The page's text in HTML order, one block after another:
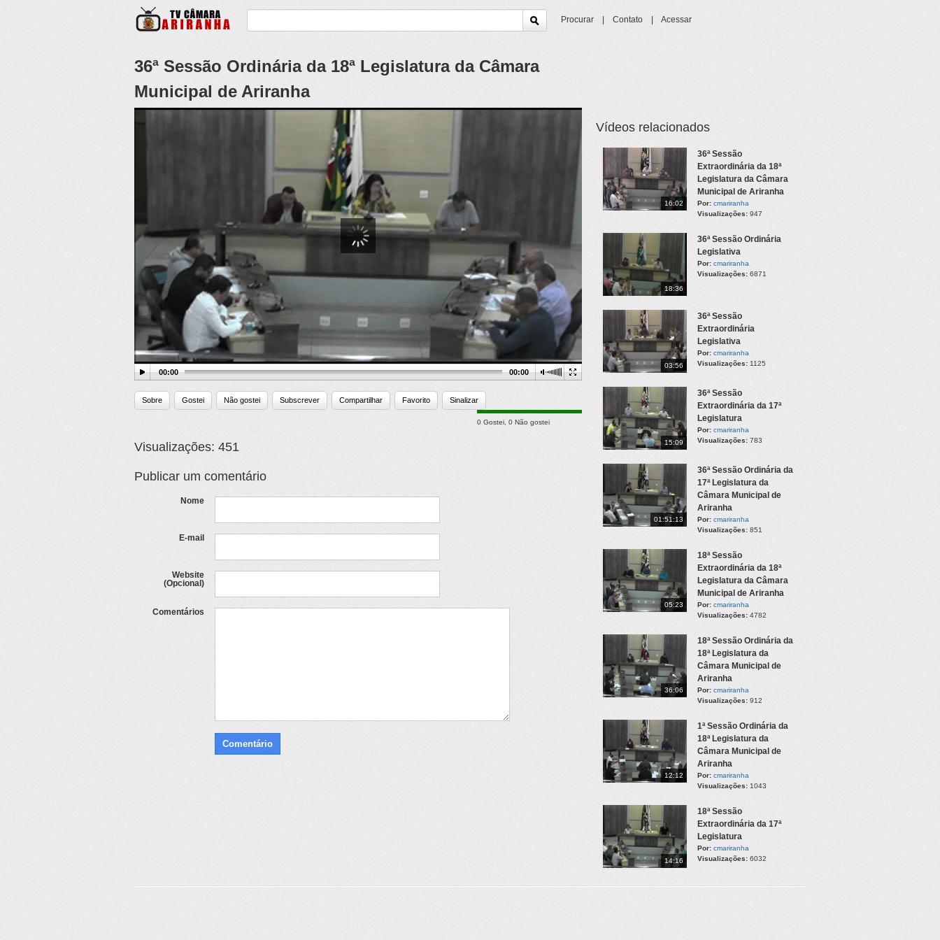
Procurar Contato Acessar
36ª Sessão Ordinária da 18ª Legislatura da Câmara
Municipal de Ariranha
00:00 00:00
Sobre Gostei Não gostei Subscrever Compartilhar Favorito Sinalizar
0 Gostei 0 Não gostei
Visualizações: 451
Publicar um comentário
Nome
E-mail
Website
(Opcional)
Comentários
Vídeos relacionados
16:02
36ª Sessão
Extraordinária da 18ª
Legislatura da Câmara
Municipal de Ariranha
Por: cmariranha
Visualizações: 947
18:36
36ª Sessão Ordinária
Legislativa
Por: cmariranha
Visualizações: 6871
03:56
36ª Sessão
Extraordinária
Legislativa
Por: cmariranha
Visualizações: 1125
15:09
36ª Sessão
Extraordinária da 17ª
Legislatura
Por: cmariranha
Visualizações: 783
01:51:13
36ª Sessão Ordinária da
17ª Legislatura da
Câmara Municipal de
Ariranha
Por: cmariranha
Visualizações: 851
05:23
18ª Sessão
Extraordinária da 18ª
Legislatura da Câmara
Municipal de Ariranha
Por: cmariranha
Visualizações: 4782
36:06
18ª Sessão Ordinária da
18ª Legislatura da
Câmara Municipal de
Ariranha
Por: cmariranha
Visualizações: 912
12:12
1ª Sessão Ordinária da
18ª Legislatura da
Câmara Municipal de
Ariranha
Por: cmariranha
Visualizações: 1043
14:16
18ª Sessão
Extraordinária da 17ª
Legislatura
Por: cmariranha
Visualizações: 6032